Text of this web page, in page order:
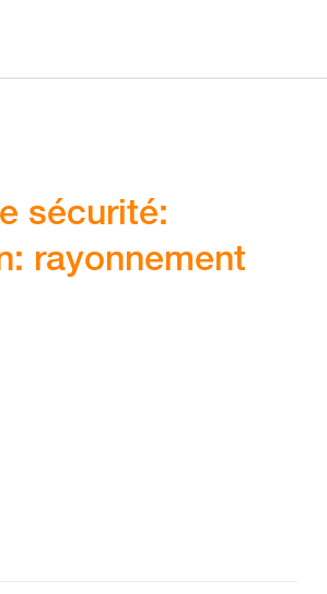
sécurité:
rayonnement